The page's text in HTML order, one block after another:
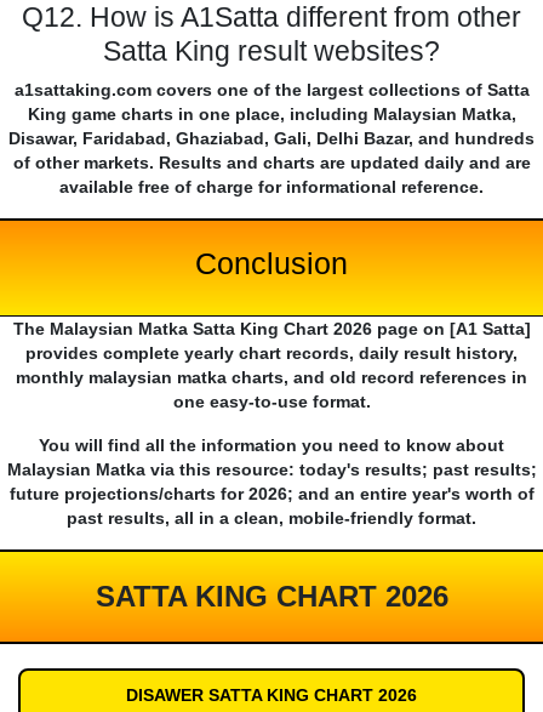
Q12. How is A1Satta different from other
Satta King result websites?
a1sattaking.com covers one of the largest collections of Satta
King game charts in one place, including Malaysian Matka,
Disawar, Faridabad, Ghaziabad, Gali, Delhi Bazar, and hundreds
of other markets. Results and charts are updated daily and are
available free of charge for informational reference.
Conclusion
The Malaysian Matka Satta King Chart 2026 page on [A1 Satta]
provides complete yearly chart records, daily result history,
monthly malaysian matka charts, and old record references in
one easy-to-use format.
You will find all the information you need to know about
Malaysian Matka via this resource: today's results; past results;
future projections/charts for 2026; and an entire year's worth of
past results, all in a clean, mobile-friendly format.
SATTA KING CHART 2026
DISAWER SATTA KING CHART 2026